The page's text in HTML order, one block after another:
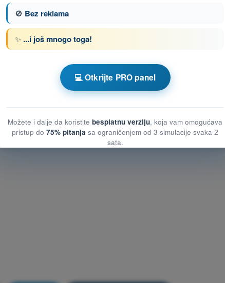
DRON A1/A3 - Potvrda Daljinskog Pilota
🚫 Bez reklama
✨ ...i još mnogo toga!
💻 Otkrijte PRO panel
Možete i dalje da koristite besplatnu verziju, koja vam omogućava
pristup do 75% pitanja sa ograničenjem od 3 simulacije svaka 2
sata.